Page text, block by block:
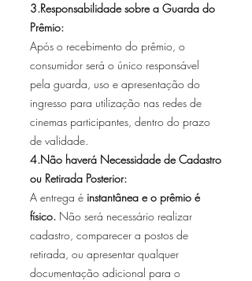
3.Responsabilidade sobre a Guarda do
Prêmio:
Após o recebimento do prêmio, o
consumidor será o único responsável
pela guarda, uso e apresentação do
ingresso para utilização nas redes de
cinemas participantes, dentro do prazo
de validade.
4.Não haverá Necessidade de Cadastro
ou Retirada Posterior:
A entrega é instantânea e o prêmio é
físico. Não será necessário realizar
cadastro, comparecer a postos de
retirada, ou apresentar qualquer
documentação adicional para o